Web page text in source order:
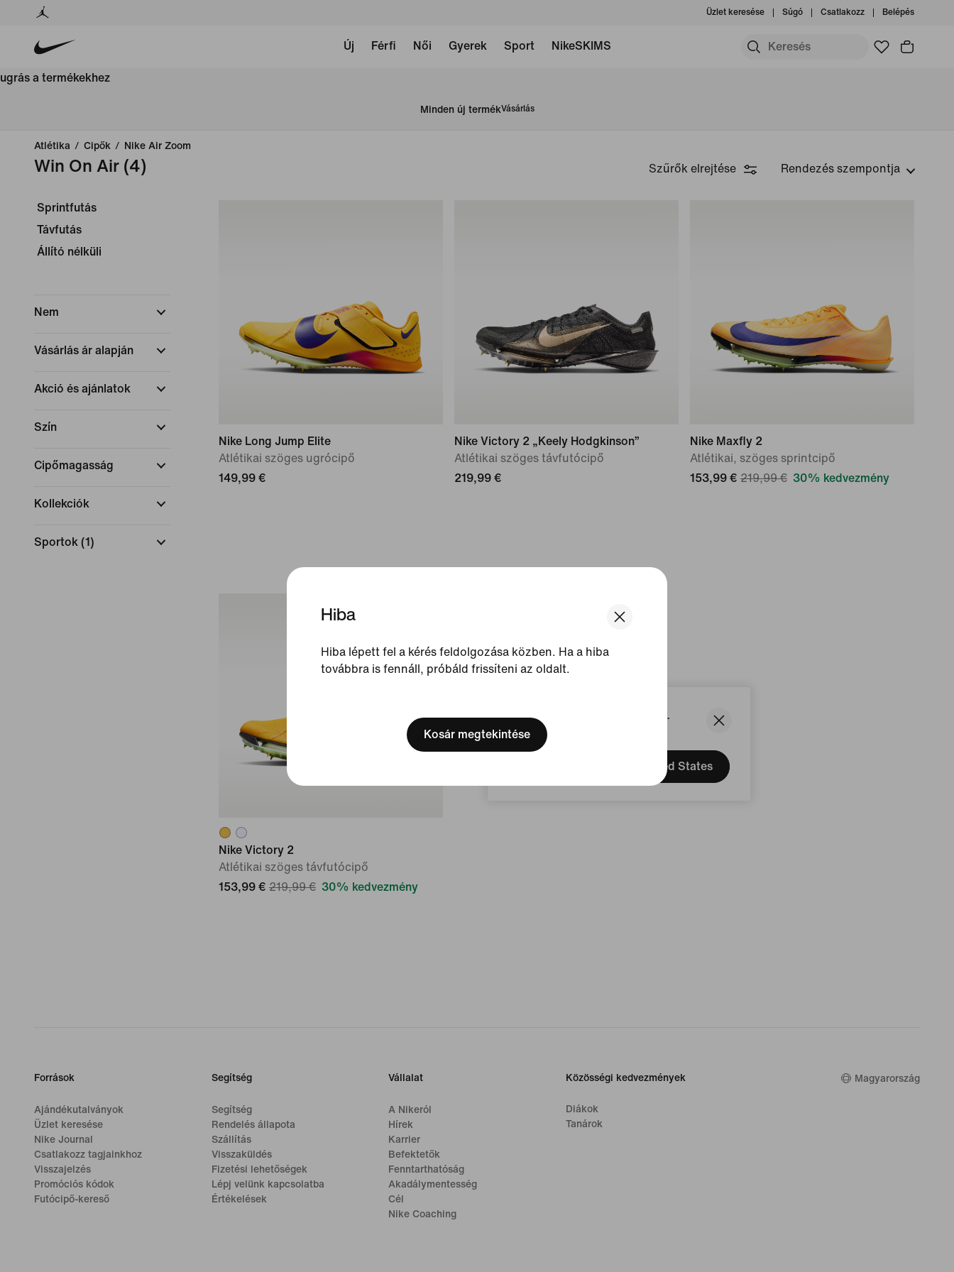
We think you are in United States.
Update your location?
United States
Hiba
Hiba lépett fel a kérés feldolgozása közben. Ha a hiba
továbbra is fennáll, próbáld frissíteni az oldalt.
Kosár megtekintése
Üzlet keresése Súgó Csatlakozz Belépés
Új Férfi Női Gyerek Sport NikeSKIMS
ugrás a termékekhez
Minden új termékVásárlás
Atlétika / Cipők / Nike Air Zoom
Win On Air (4) Szűrők elrejtése Rendezés szempontja
Sprintfutás
Távfutás
Állító nélküli
Nem
Vásárlás ár alapján
Akció és ajánlatok
Szín
Cipőmagasság
Kollekciók
Sportok (1)
Nike Long Jump Elite
Atlétikai szöges ugrócipő
149,99 €
Nike Victory 2 „Keely Hodgkinson”
Atlétikai szöges távfutócipő
219,99 €
Nike Maxfly 2
Atlétikai, szöges sprintcipő
153,99 € 219,99 € 30% kedvezmény
Nike Victory 2
Atlétikai szöges távfutócipő
153,99 € 219,99 € 30% kedvezmény
Források
Ajándékutalványok
Üzlet keresése
Nike Journal
Csatlakozz tagjainkhoz
Visszajelzés
Promóciós kódok
Futócipő-kereső
Segítség
Segítség
Rendelés állapota
Szállítás
Visszaküldés
Fizetési lehetőségek
Lépj velünk kapcsolatba
Értékelések
Vállalat
A Nikeról
Hírek
Karrier
Befektetők
Fenntarthatóság
Akadálymentesség
Cél
Nike Coaching
Közösségi kedvezmények
Diákok
Tanárok
Magyarország